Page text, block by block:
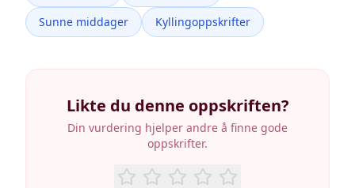
Sunne middager
Kyllingoppskrifter
Likte du denne oppskriften?
Din vurdering hjelper andre å finne gode
oppskrifter.